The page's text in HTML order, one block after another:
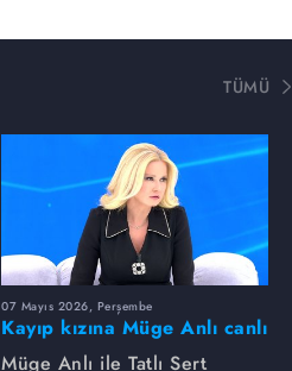
TÜMÜ
07 Mayıs 2026, Perşembe
Kayıp kızına Müge Anlı canlı
yayında kavuştu
Müge Anlı ile Tatlı Sert